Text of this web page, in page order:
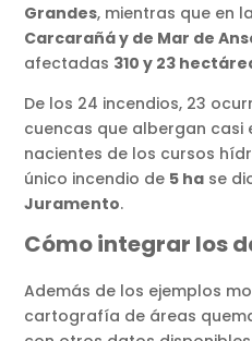
Grandes, mientras que en
Carcarañá y de Mar de
afectadas 310 y 23
De los 24 incendios, 23
cuencas que albergan casi
nacientes de los cursos
único incendio de 5 ha se
Juramento.
Cómo integrar los
Además de los ejemplos
cartografía de áreas